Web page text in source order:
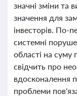
значні зміни
значення для
інвесторів. По-
системні
області на
свідчить про
вдосконалення
проблеми